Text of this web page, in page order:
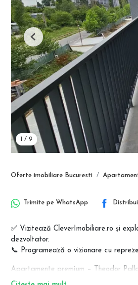
/ 9
Previous
Oferte imobiliare Bucuresti
Trimite pe WhatsApp
✅ Vizitează CleverImobiliare.ro și
dezvoltator.
📞 Programează o vizionare cu
Apartamente premium – Theodor
Regim redus de înălțime (P+4E) |